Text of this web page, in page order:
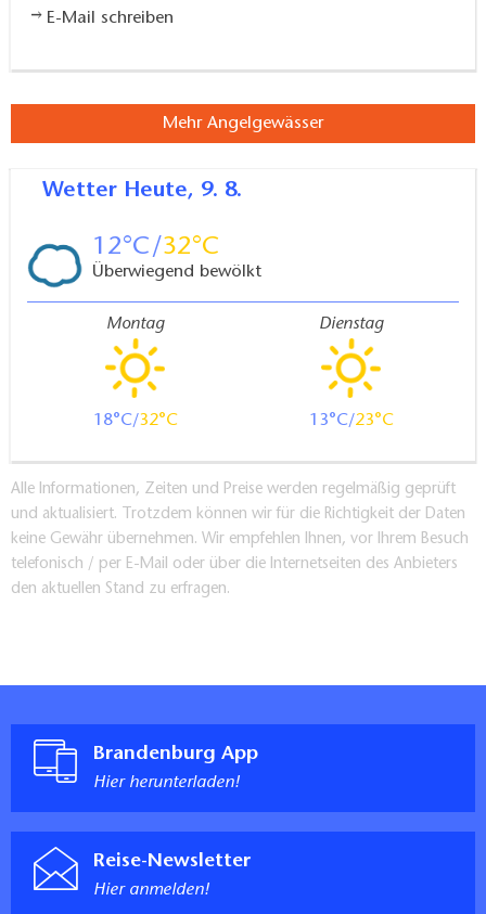
E-Mail schreiben
Mehr Angelgewässer
Wetter Heute, 9. 8.
12 32
Überwiegend bewölkt
Montag
18 32
Dienstag
13 23
Alle Informationen, Zeiten und Preise werden regelmäßig geprüft
und aktualisiert. Trotzdem können wir für die Richtigkeit der Daten
keine Gewähr übernehmen. Wir empfehlen Ihnen, vor Ihrem Besuch
telefonisch / per E-Mail oder über die Internetseiten des Anbieters
den aktuellen Stand zu erfragen.
Brandenburg App
Hier herunterladen!
Reise-Newsletter
Hier anmelden!